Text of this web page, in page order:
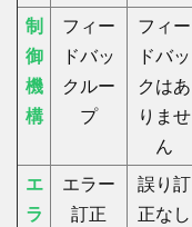
制
御
機
構
フィー
ドバッ
クルー
プ
フィー
ドバッ
クはあ
りませ
ん
エ
ラ
エラー
訂正
誤り訂
正なし